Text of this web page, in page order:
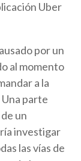
Uber
por un
al momento
a la
parte
un
investigar
las vías de